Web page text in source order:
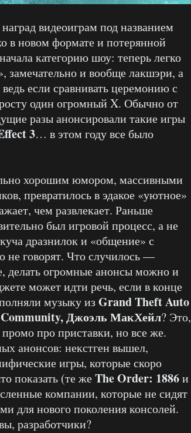
видеоиграм под названием
в новом формате и потерянной
категорию шоу: теперь легко
замечательно и вообще лакшэри, а
если сравнивать церемонию с
один огромный X. Обычно от
разы анонсировали такие игры
3… в этом году все было
хорошим юмором, массивными
превратилось в эдакое «уютное»
чем развлекает. Раньше
был игровой процесс, а не
дразнилок и «общение» с
не говорят. Что случилось —
делать огромные анонсы можно и
может идти речь, если в конце
музыку изGrand Theft Auto
Community, Джоэль МакХейл? Это,
про приставки, но все же.
анонсов: некстген вышел,
игры, которые скоро
показать (те жеThe Order: 1886и
компании, которые не сидят
для нового поколения консолей.
разработчики?